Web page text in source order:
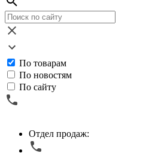
По товарам
По новостям
По сайту
Отдел продаж: